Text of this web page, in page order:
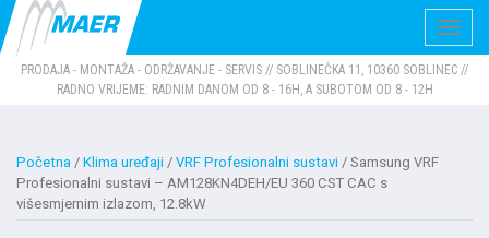
PRODAJA - MONTAŽA - ODRŽAVANJE - SERVIS // SOBLINEČKA 11, 10360 SOBLINEC //
RADNO VRIJEME: RADNIM DANOM OD 8 - 16H, A SUBOTOM OD 8 - 12H
Početna / Klima uređaji / VRF Profesionalni sustavi / Samsung VRF
Profesionalni sustavi – AM128KN4DEH/EU 360 CST CAC s
višesmjernim izlazom, 12.8kW